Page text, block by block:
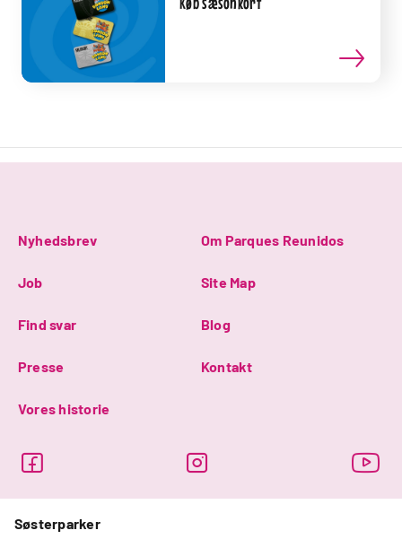
Nyhedsbrev Om Parques Reunidos
Job Site Map
Find svar Blog
Presse Kontakt
Vores historie
Søsterparker